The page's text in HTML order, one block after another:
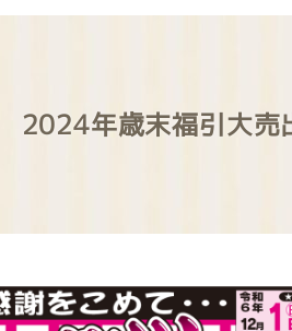
2024年歳末福引大売